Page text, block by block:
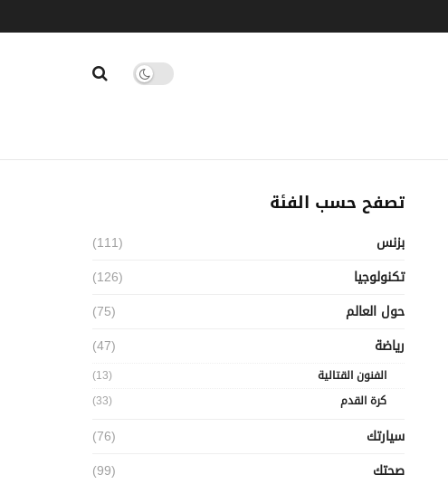
تصفح حسب الفئة
بزنس
(111)
تكنولوجيا
(126)
حول العالم
(75)
رياضة
(47)
الفنون القتالية
(13)
كرة القدم
(33)
سيارتك
(76)
صحتك
(99)